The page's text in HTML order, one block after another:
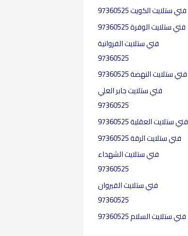
f
o
r
:
فني ستلايت الكويت 97360525
فني ستلايت الوفرة 97360525
فني ستلايت الفروانية
97360525
فني ستلايت النهضة 97360525
فني ستلايت جابر العلي
97360525
فني ستلايت العقلية​ 97360525
فني ستلايت الرقة 97360525
فني ستلايت الشهداء
97360525
فني ستلايت القيروان
97360525
فني ستلايت السلام 97360525